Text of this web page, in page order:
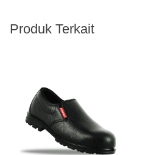
Produk Terkait